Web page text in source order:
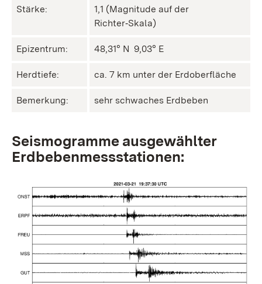
Stärke:
1,1 (Magnitude auf der
Richter‑Skala)
Epizentrum: 48,31° N ㅤ 9,03° E
Herdtiefe: ca. 7 km unter der Erdoberfläche
Bemerkung: sehr schwaches Erdbeben
Seismogramme ausgewählter
Erdbebenmessstationen: